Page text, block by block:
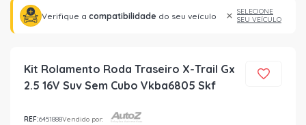
Verifique a compatibilidade do seu veículo
SELECIONE
SEU VEÍCULO
Kit Rolamento Roda Traseiro X-Trail Gx
2.5 16V Suv Sem Cubo Vkba6805 Skf
REF:6451888Vendido por: